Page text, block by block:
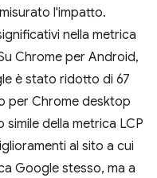
l'impatto.
nella metrica
Chrome per Android,
è stato ridotto di 67
per Chrome desktop
della metrica LCP
al sito a cui
Google stesso, ma a